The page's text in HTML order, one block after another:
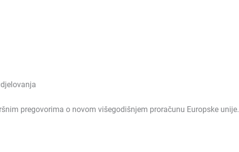
pregovorima o novom višegodišnjem proračunu Europske unije.